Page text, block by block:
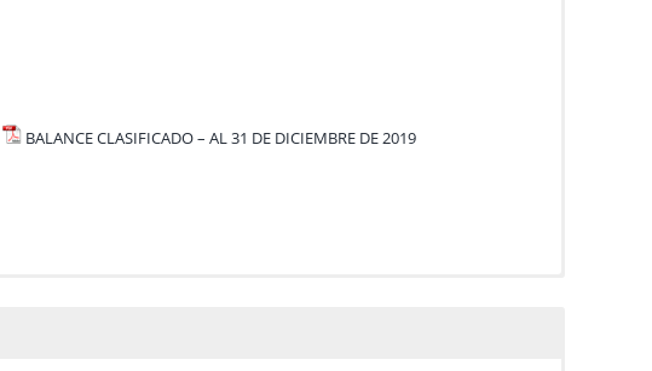
BALANCE CLASIFICADO – AL 31 DE DICIEMBRE DE 2019